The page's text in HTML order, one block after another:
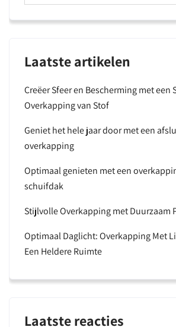
Laatste artikelen
Creëer Sfeer en Bescherming met een
Overkapping van Stof
Geniet het hele jaar door met een
overkapping
Optimaal genieten met een
schuifdak
Stijlvolle Overkapping met Duurzaam
Optimaal Daglicht: Overkapping Met
Een Heldere Ruimte
Laatste reacties